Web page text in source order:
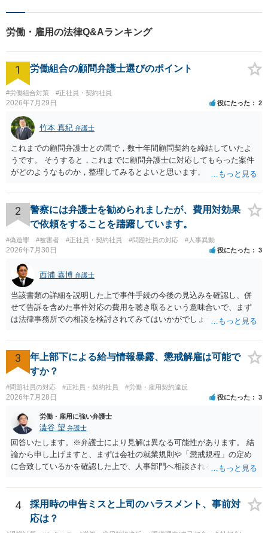
うにという内容の通知書を送りましたが、会社からの回答がなかったため、
裁判所に対して残業代の支払いを求める訴訟（裁判）を提起しました。 訴訟
んに有利な内容の判決が出され、最終的に、控訴審においてもAさんに有利な
内容の和解を締結することができました。 Aさんは、約770万円を得ることが
できました。 ※ご依頼者様の守秘義務の観点から、一部、内容を抽象化して
掲載しております。
労働・雇用の法律Q&Aランキング
1 労働組合の顧問弁護士選びのポイント
#労働組合対策 #正社員・契約社員
2026年7月29日 役にたった 2
竹本 真紀 弁護士
これまでの顧問弁護士との間で，数十年間顧問契約を締結していたよ
うです。 そうすると，これまでに顧問弁護士に対応してもらった案件
がどのようなものか，整理してみるとよいと思います。 これにより，
事務所を比較した上で，弁護士と面談をする際，そのような案件に対
応してもらえるのかが重要だと思います。 ただ，組合員の相談内容に
ついて，分野を絞っているのか，それともどのような分野でもよいと
いうことで法律相談を依頼しているかの観点も重要です。 組合員とす
れば，相談だけではなく，できれば受任まで考えている場合も多いと
思います。 そうすると，労働組合としての相談だけではなく，基本的
に全ての分野を対象にして考える必要もあるかもしれません。 そうで
ないと，相談内容によって，対応が変わってしまうこともあると思い
ます。 組合員の相談についても，基本的に受任まで考えてもらえるこ
とができるのかも検討要素の一つかもしれません。
2
警察には弁護士を勧められましたが、費用対効果
で依頼をすることを躊躇しています。
#偽造罪 #被害者 #正社員・契約社員 #問題社員の対応 #人事異動
2026年7月30日 役にたった 3
西浦 嘉博 弁護士
当該書類の詳細を説明した上で事件手続の今後の見込みを確認し、併
せて告訴を含めた事件対応の費用を聴き取るという意味合いで、まず
は法律事務所での相談を検討されてみてはいかがでしょうか。 上記、
3
年上部下による給与情報暴露、懲戒解雇は可能で
すか？
#問題社員の対応 #正社員・契約社員 #労働・雇用契約違反
2026年7月28日 役にたった 3
労働・雇用に強い弁護士
澁谷 望 弁護士
回答いたします。※弁護士により見解は異なる可能性があります。 結
論から申し上げますと、まずは会社の就業規則や「懲戒規程」の定め
に合致しているかを確認した上で、人事部門へ相談されることが最優
ものの、重い懲戒処分の対象には十分なり得ます。 名誉や評価の回復
については、会社側に「部下の不正行為による情報漏洩」と正式に認
定させ、誤認した他部署への適切なフォローや周知を求めるのが有効
です。 あるいは、懲戒があったことを社内で周知される手続があるの
4
採用時の申告ミスと上司のハラスメント、事前対
応は？